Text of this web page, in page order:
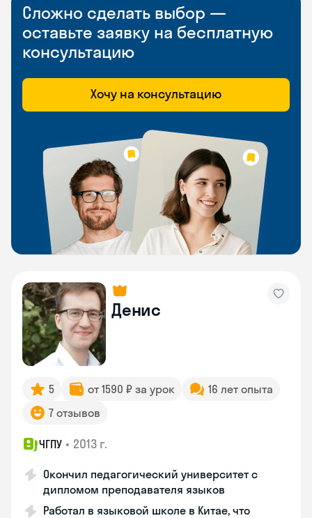
Сложно сделать выбор —
оставьте заявку на бесплатную
консультацию
Хочу на консультацию
Денис
5 от 1590 ₽ за урок
16 лет опыта
7 отзывов
ЧГПУ • 2013 г.
Окончил педагогический университет с
дипломом преподавателя языков
Работал в языковой школе в Китае, что